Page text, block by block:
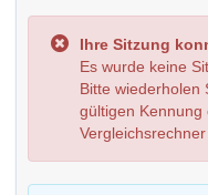
Ihre Sitzung
Es wurde keine
Bitte wiederholen
gültigen Kennung
Vergleichsrechner